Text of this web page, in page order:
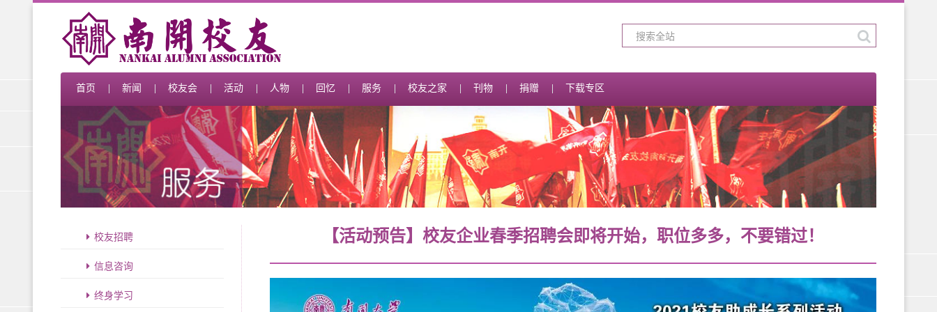
首页 新闻 校友会 活动 人物 回忆 服务 校友之家 刊物 捐赠 下载专区
校友招聘
信息咨询
终身学习
【活动预告】校友企业春季招聘会即将开始，职位多多，不要错过！